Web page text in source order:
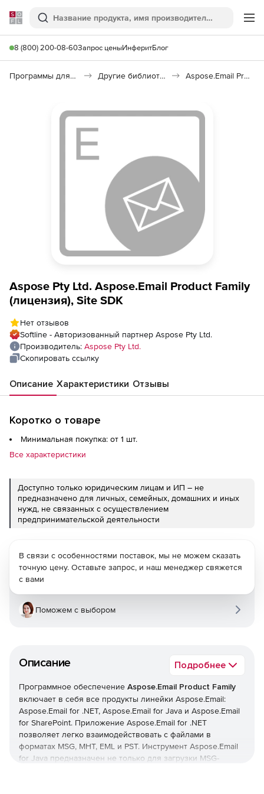
Softline
Поиск
8 (800) 200-08-60Запрос ценыИнферитБлог
Программы для программирования Другие библиотеки Aspose.Email Product Family
Aspose Pty Ltd. Aspose.Email Product Family
(лицензия), Site SDK
Нет отзывов
Softline - Авторизованный партнер Aspose Pty Ltd.
Производитель: Aspose Pty Ltd.
Скопировать ссылку
Описание Характеристики Отзывы
Коротко о товаре
Минимальная покупка: от 1 шт.
Все характеристики
Доступно только юридическим лицам и ИП – не
предназначено для личных, семейных, домашних и иных
нужд, не связанных с осуществлением
предпринимательской деятельности
Описание Подробнее
Программное обеспечение Aspose.Email Product Family
включает в себя все продукты линейки Aspose.Email:
Aspose.Email for .NET, Aspose.Email for Java и Aspose.Email
for SharePoint. Приложение Aspose.Email for .NET
позволяет легко взаимодействовать с файлами в
форматах MSG, MHT, EML и PST. Инструмент Aspose.Email
for Java предназначен не только для загрузки MSG-
В связи с особенностями поставок, мы не можем сказать
точную цену. Оставьте запрос, и наш менеджер свяжется
с вами
Поможем с выбором